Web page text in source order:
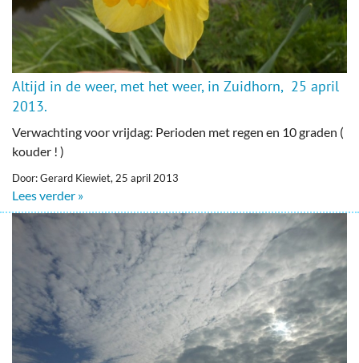
Altijd in de weer, met het weer, in Zuidhorn, 25 april
2013.
Verwachting voor vrijdag: Perioden met regen en 10 graden (
kouder ! )
Door: Gerard Kiewiet, 25 april 2013
Lees verder »